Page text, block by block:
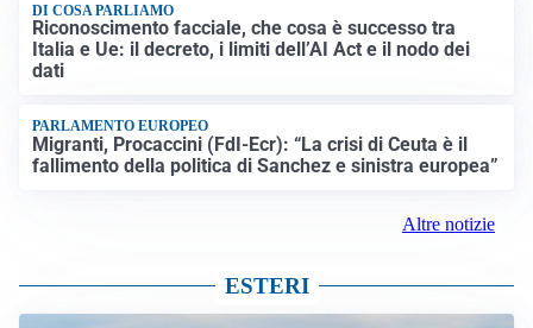
DI COSA PARLIAMO
Riconoscimento facciale, che cosa è successo tra
Italia e Ue: il decreto, i limiti dell’AI Act e il nodo dei
dati
PARLAMENTO EUROPEO
Migranti, Procaccini (FdI-Ecr): “La crisi di Ceuta è il
fallimento della politica di Sanchez e sinistra europea”
Altre notizie
ESTERI